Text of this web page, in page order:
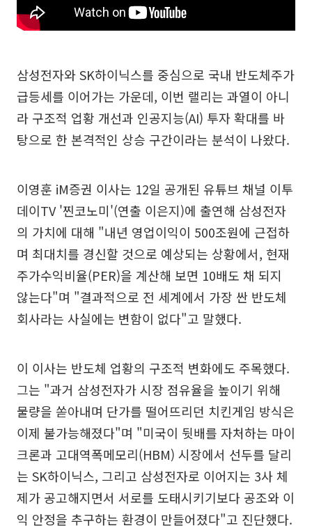
삼성전자와 SK하이닉스를 중심으로 국내 반도체주가
급등세를 이어가는 가운데, 이번 랠리는 과열이 아니
라 구조적 업황 개선과 인공지능(AI) 투자 확대를 바
탕으로 한 본격적인 상승 구간이라는 분석이 나왔다.
이영훈 iM증권 이사는 12일 공개된 유튜브 채널 이투
데이TV '찐코노미'(연출 이은지)에 출연해 삼성전자
의 가치에 대해 "내년 영업이익이 500조원에 근접하
며 최대치를 경신할 것으로 예상되는 상황에서, 현재
주가수익비율(PER)을 계산해 보면 10배도 채 되지
않는다"며 "결과적으로 전 세계에서 가장 싼 반도체
회사라는 사실에는 변함이 없다"고 말했다.
이 이사는 반도체 업황의 구조적 변화에도 주목했다.
그는 "과거 삼성전자가 시장 점유율을 높이기 위해
물량을 쏟아내며 단가를 떨어뜨리던 치킨게임 방식은
이제 불가능해졌다"며 "미국이 뒷배를 자처하는 마이
크론과 고대역폭메모리(HBM) 시장에서 선두를 달리
는 SK하이닉스, 그리고 삼성전자로 이어지는 3사 체
제가 공고해지면서 서로를 도태시키기보다 공조와 이
익 안정을 추구하는 환경이 만들어졌다"고 진단했다.